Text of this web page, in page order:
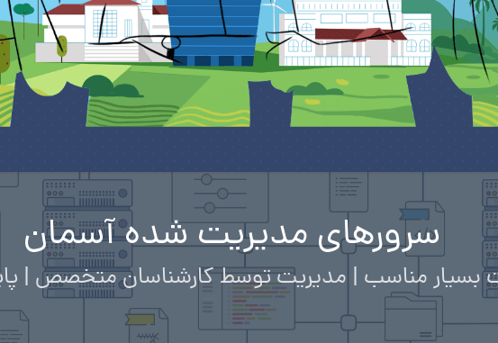
سرورهای مدیریت شده آسمان
بسیار مناسب | مدیریت توسط کارشناسان متخصص |